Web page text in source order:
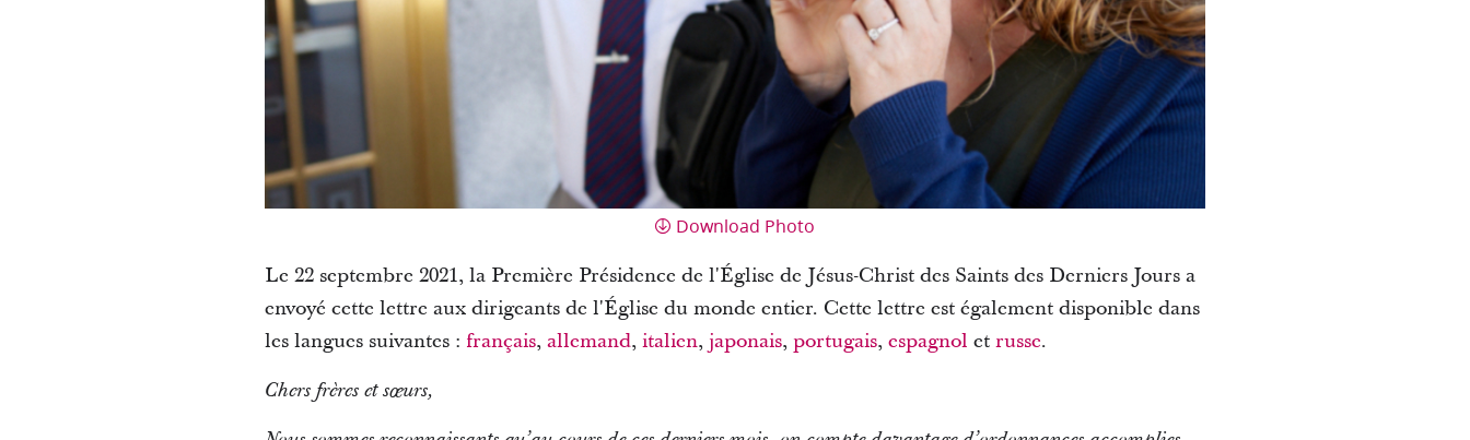
Download Photo
Le 22 septembre 2021, la Première Présidence de l'Église de Jésus-Christ des Saints des Derniers Jours a
envoyé cette lettre aux dirigeants de l'Église du monde entier. Cette lettre est également disponible dans
les langues suivantes : français, allemand, italien, japonais, portugais, espagnol et russe.
Chers frères et sœurs,